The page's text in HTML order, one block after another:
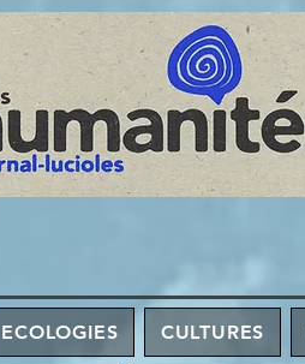
ECOLOGIES CULTURES